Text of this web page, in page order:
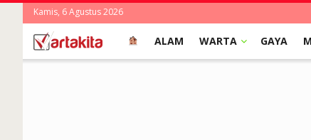
Kamis, 6 Agustus 2026
ALAM WARTA GAYA